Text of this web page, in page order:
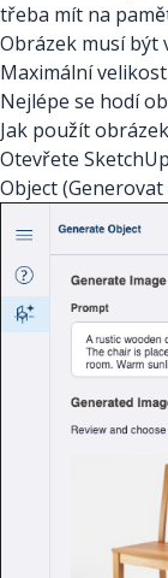
třeba mít na
Obrázek musí být
Maximální
Nejlépe se hodí
Jak použít
Otevřete
Object